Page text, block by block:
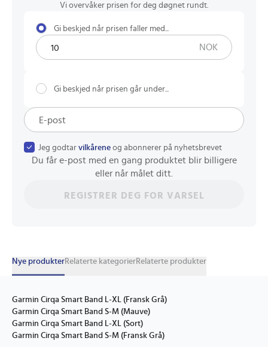
Vi overvåker prisen for deg døgnet rundt.
Gi beskjed når prisen faller med...
NOK
Gi beskjed når prisen går under...
Jeg godtar vilkårene og abonnerer på nyhetsbrevet
Du får e-post med en gang produktet blir billigere
eller når målet ditt.
REGISTRER DEG FOR VARSEL
Nye produkterRelaterte kategorierRelaterte produkter
Garmin Cirqa Smart Band L-XL (Fransk Grå)
Garmin Cirqa Smart Band S-M (Mauve)
Garmin Cirqa Smart Band L-XL (Sort)
Garmin Cirqa Smart Band S-M (Fransk Grå)